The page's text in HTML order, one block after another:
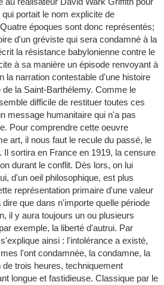
portait le nom explicite de
époques sont donc représentés;
d'un gréviste qui sera condamné à la
la résistance babylonienne contre le
à sa manière un épisode renvoyant à
la narration contestable d'une histoire
la Saint-Barthélemy. Comme le
difficile de restituer toutes ces
message humanitaire qui n'a pas
Pour comprendre cette oeuvre
art, il nous faut le recule du passé, le
Il sortira en France en 1919, la censure
durant le conflit. Dès lors, on lui
d'un oeil philosophique, est plus
représentation primaire d'une valeur
que dans n'importe quelle période
il y aura toujours un ou plusieurs
exemple, la liberté d'autrui. Par
ainsi : l'intolérance a existé,
l'ont condamnée, la condamne, la
trois heures, techniquement
longue et fastidieuse. Classique par le